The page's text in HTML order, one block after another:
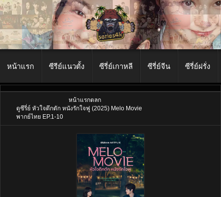
หน้าแรก ซีรีย์แนวตั้ง ซีรี่ย์เกาหลี ซีรี่ย์จีน ซีรี่ย์ฝรั่ง
หน้าแรกตลก
ดูซีรี่ย์ หัวใจตึกตัก หนังรักใจฟู (2025) Melo Movie
พากย์ไทย EP.1-10